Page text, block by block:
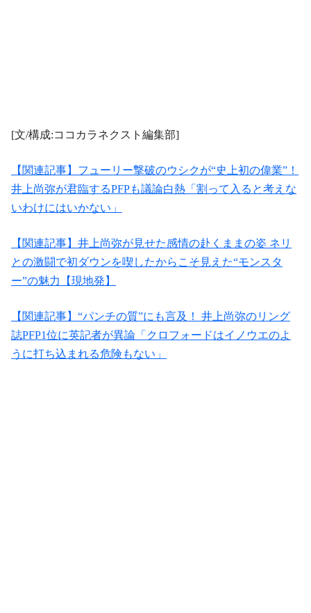
[文/構成:ココカラネクスト編集部]
【関連記事】フューリー撃破のウシクが“史上初の偉業”！
井上尚弥が君臨するPFPも議論白熱「割って入ると考えな
いわけにはいかない」
【関連記事】井上尚弥が見せた感情の赴くままの姿 ネリ
との激闘で初ダウンを喫したからこそ見えた“モンスタ
ー”の魅力【現地発】
【関連記事】“パンチの質”にも言及！ 井上尚弥のリング
誌PFP1位に英記者が異論「クロフォードはイノウエのよ
うに打ち込まれる危険もない」